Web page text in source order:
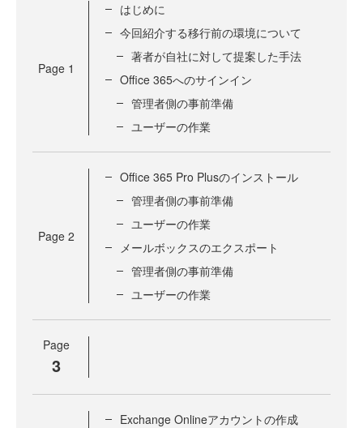
Page 1
はじめに
今回紹介する移行前の環境について
著者が自社に対して提案した手法
Office 365へのサインイン
管理者側の事前準備
ユーザーの作業
Page 2
Office 365 Pro Plusのインストール
管理者側の事前準備
ユーザーの作業
メールボックスのエクスポート
管理者側の事前準備
ユーザーの作業
Page
3
Exchange Onlineアカウントの作成